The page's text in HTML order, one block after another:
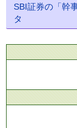
SBI証券の「幹
タ